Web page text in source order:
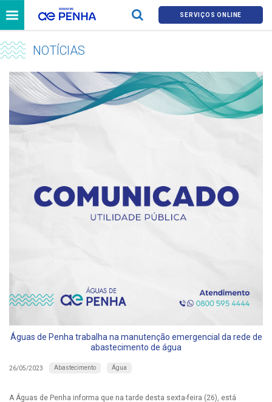
SERVIÇOS ONLINE
NOTÍCIAS
Águas de Penha trabalha na manutenção emergencial da rede de
abastecimento de água
26/05/2023 Abastecimento Água
A Águas de Penha informa que na tarde desta sexta-feira (26), está